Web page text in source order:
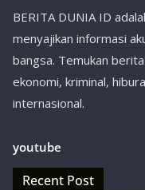
BERITA DUNIA ID
menyajikan informasi
bangsa. Temukan
ekonomi, kriminal,
internasional.
youtube
Recent Post